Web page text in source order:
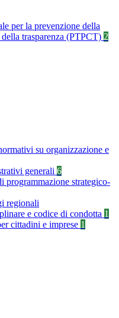
per la prevenzione della
trasparenza (PTPCT) 2
su organizzazione e
generali 6
programmazione strategico-
regionali
e codice di condotta 1
cittadini e imprese 1